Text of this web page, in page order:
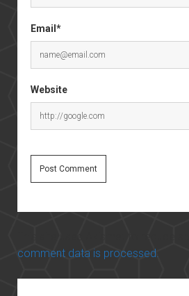
Email*
Website
comment data is processed.